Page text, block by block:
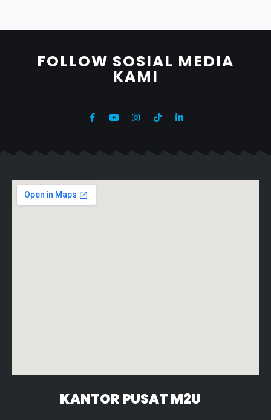
FOLLOW SOSIAL MEDIA
KAMI
KANTOR PUSAT M2U